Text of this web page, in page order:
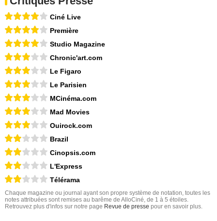
Ciné Live
Première
Studio Magazine
Chronic'art.com
Le Figaro
Le Parisien
MCinéma.com
Mad Movies
Ouirock.com
Brazil
Cinopsis.com
L'Express
Télérama
Chaque magazine ou journal ayant son propre système de notation, toutes les
notes attribuées sont remises au barême de AlloCiné, de 1 à 5 étoiles.
Retrouvez plus d'infos sur notre page Revue de presse pour en savoir plus.